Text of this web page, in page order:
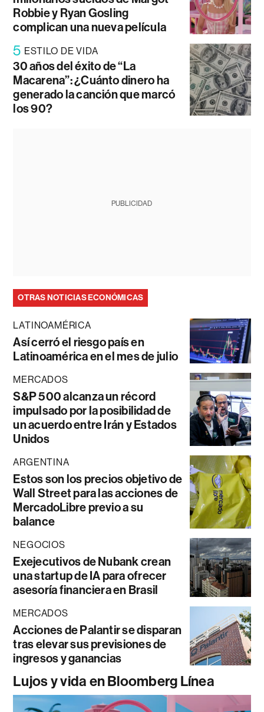
Robbie y Ryan Gosling
complican una nueva película
5 ESTILO DE VIDA
30 años del éxito de “La
Macarena”: ¿Cuánto dinero ha
generado la canción que marcó
los 90?
PUBLICIDAD
OTRAS NOTICIAS ECONÓMICAS
LATINOAMÉRICA
Así cerró el riesgo país en
Latinoamérica en el mes de julio
MERCADOS
S&P 500 alcanza un récord
impulsado por la posibilidad de
un acuerdo entre Irán y Estados
Unidos
ARGENTINA
Estos son los precios objetivo de
Wall Street para las acciones de
MercadoLibre previo a su
balance
NEGOCIOS
Exejecutivos de Nubank crean
una startup de IA para ofrecer
asesoría financiera en Brasil
MERCADOS
Acciones de Palantir se disparan
tras elevar sus previsiones de
ingresos y ganancias
Lujos y vida en Bloomberg Línea